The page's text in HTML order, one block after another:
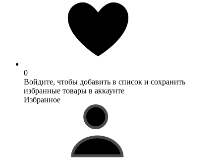
0
Войдите, чтобы добавить в список и сохранить
избранные товары в аккаунте
Избранное